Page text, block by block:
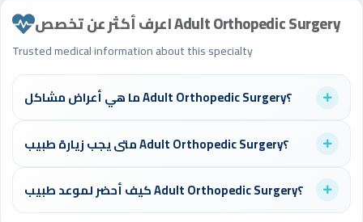
اعرف أكثر عن تخصص Adult Orthopedic Surgery
Trusted medical information about this specialty
ما هي أعراض مشاكل Adult Orthopedic Surgery؟
المهم استشارة طبيب متخصص للحصول على تشخيص دقيق وعلاج
مناسب.
متى يجب زيارة طبيب Adult Orthopedic Surgery؟
يُنصح بزيارة طبيب Adult Orthopedic Surgery عند ظهور أي أعراض
مقلقة أو للفحص الدوري الوقائي. لا تتردد في حجز موعد للاطمئنان
على صحتك.
كيف أحضر لموعد طبيب Adult Orthopedic Surgery؟